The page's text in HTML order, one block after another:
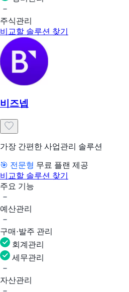
주식관리
비교할 솔루션 찾기
비즈넵
가장 간편한 사업관리 솔루션
🎯 전문형 무료 플랜 제공
비교할 솔루션 찾기
주요 기능
예산관리
구매·발주 관리
회계관리
세무관리
자산관리